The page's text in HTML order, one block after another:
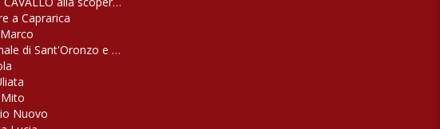
a Caprarica
di Sant'Oronzo e San Nicola
Nuovo